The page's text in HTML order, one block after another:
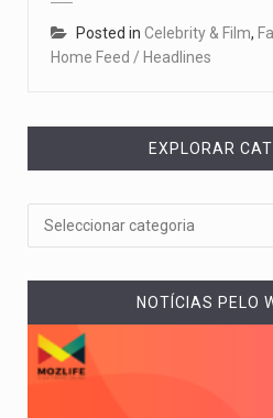
Posted in Celebrity & Film,
Home Feed / Headlines
EXPLORAR
NOTÍCIAS PELO